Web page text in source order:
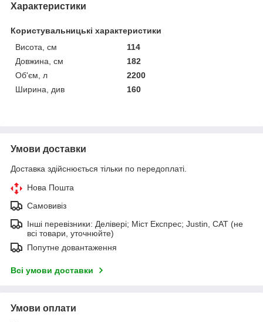
Характеристики
Користувальницькі характеристики
Висота, см
114
Довжина, см
182
Об'єм, л
2200
Ширина, див
160
Умови доставки
Доставка здійснюється тільки по передоплаті.
Нова Пошта
Самовивіз
Інші перевізники: Делівері; Міст Експрес; Justin, САТ (не
всі товари, уточнюйте)
Попутне довантаження
Всі умови доставки
Умови оплати